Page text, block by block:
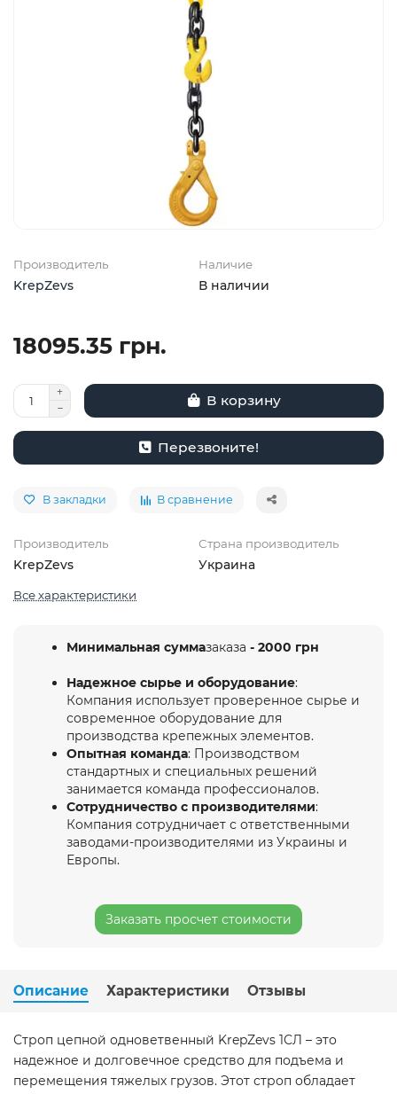
Производитель
KrepZevs
Наличие
В наличии
18095.35 грн.
В корзину
Перезвоните!
В закладки В сравнение
Производитель
KrepZevs
Страна производитель
Украина
Все характеристики
Минимальная суммазаказа - 2000 грн
Надежное сырье и оборудование:
Компания использует проверенное сырье и
современное оборудование для
производства крепежных элементов.
Опытная команда: Производством
стандартных и специальных решений
занимается команда профессионалов.
Сотрудничество с производителями:
Компания сотрудничает с ответственными
заводами-производителями из Украины и
Европы.
Заказать просчет стоимости
Описание Характеристики Отзывы
Строп цепной одноветвенный KrepZevs 1СЛ – это
надежное и долговечное средство для подъема и
перемещения тяжелых грузов. Этот строп обладает